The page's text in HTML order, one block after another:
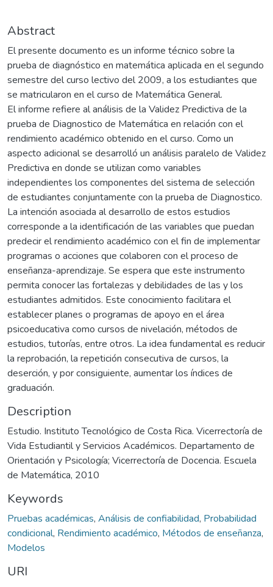
Abstract
El presente documento es un informe técnico sobre la
prueba de diagnóstico en matemática aplicada en el segundo
semestre del curso lectivo del 2009, a los estudiantes que
se matricularon en el curso de Matemática General.
El informe refiere al análisis de la Validez Predictiva de la
prueba de Diagnostico de Matemática en relación con el
rendimiento académico obtenido en el curso. Como un
aspecto adicional se desarrolló un análisis paralelo de Validez
Predictiva en donde se utilizan como variables
independientes los componentes del sistema de selección
de estudiantes conjuntamente con la prueba de Diagnostico.
La intención asociada al desarrollo de estos estudios
corresponde a la identificación de las variables que puedan
predecir el rendimiento académico con el fin de implementar
programas o acciones que colaboren con el proceso de
enseñanza-aprendizaje. Se espera que este instrumento
permita conocer las fortalezas y debilidades de las y los
estudiantes admitidos. Este conocimiento facilitara el
establecer planes o programas de apoyo en el área
psicoeducativa como cursos de nivelación, métodos de
estudios, tutorías, entre otros. La idea fundamental es reducir
la reprobación, la repetición consecutiva de cursos, la
deserción, y por consiguiente, aumentar los índices de
graduación.
Description
Estudio. Instituto Tecnológico de Costa Rica. Vicerrectoría de
Vida Estudiantil y Servicios Académicos. Departamento de
Orientación y Psicología; Vicerrectoría de Docencia. Escuela
de Matemática, 2010
Keywords
Pruebas académicas, Análisis de confiabilidad, Probabilidad
condicional, Rendimiento académico, Métodos de enseñanza,
Modelos
URI